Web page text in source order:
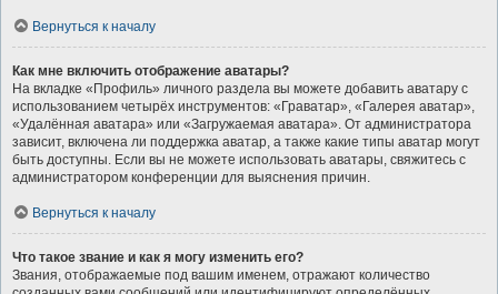
Вернуться к началу
Как мне включить отображение аватары?
На вкладке «Профиль» личного раздела вы можете добавить аватару с
использованием четырёх инструментов: «Граватар», «Галерея аватар»,
«Удалённая аватара» или «Загружаемая аватара». От администратора
зависит, включена ли поддержка аватар, а также какие типы аватар могут
быть доступны. Если вы не можете использовать аватары, свяжитесь с
администратором конференции для выяснения причин.
Вернуться к началу
Что такое звание и как я могу изменить его?
Звания, отображаемые под вашим именем, отражают количество